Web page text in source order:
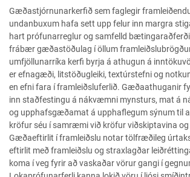
Gæðastjórnunarkerfið sem faglegir
undanbuxum hafa sett upp felur inn margra
hart prófunarreglur og samfelld
frábær gæðastöðulag í öllum
umfjöllunarríka kerfi byrja á athugun á
er efnagæði, litstöðugleiki, textúrstefni og
en efni fara í framleiðsluferlið. Gæðaathuganir
inn staðfestingu á nákvæmni mynsturs, mat á
og upphafsgæðamat á upphaflegum sýnum til
kröfur séu í samræmi við kröfur viðskiptavina
Gæðaeftirlit í framleiðslu notar tölfræðileg
eftirlit með framleiðslu og straxlagðar
koma í veg fyrir að vaskaðar vörur gangi í